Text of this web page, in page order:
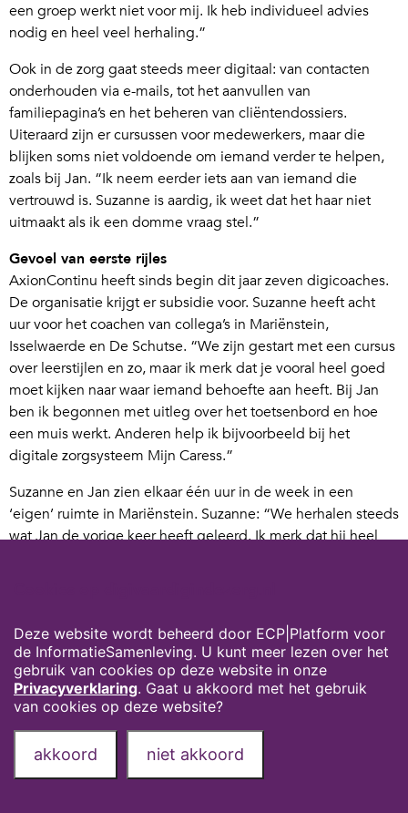
een groep werkt niet voor mij. Ik heb individueel advies
nodig en heel veel herhaling.”
Ook in de zorg gaat steeds meer digitaal: van contacten
onderhouden via e-mails, tot het aanvullen van
familiepagina’s en het beheren van cliëntendossiers.
Uiteraard zijn er cursussen voor medewerkers, maar die
blijken soms niet voldoende om iemand verder te helpen,
zoals bij Jan. “Ik neem eerder iets aan van iemand die
vertrouwd is. Suzanne is aardig, ik weet dat het haar niet
uitmaakt als ik een domme vraag stel.”
Gevoel van eerste rijles
AxionContinu heeft sinds begin dit jaar zeven digicoaches.
De organisatie krijgt er subsidie voor. Suzanne heeft acht
uur voor het coachen van collega’s in Mariënstein,
Isselwaerde en De Schutse. “We zijn gestart met een cursus
over leerstijlen en zo, maar ik merk dat je vooral heel goed
moet kijken naar waar iemand behoefte aan heeft. Bij Jan
ben ik begonnen met uitleg over het toetsenbord en hoe
een muis werkt. Anderen help ik bijvoorbeeld bij het
digitale zorgsysteem Mijn Caress.”
Suzanne en Jan zien elkaar één uur in de week in een
‘eigen’ ruimte in Mariënstein. Suzanne: “We herhalen steeds
wat Jan de vorige keer heeft geleerd. Ik merk dat hij heel
vanzelf en denk je: wat was daar nou zo moeilijk aan?”
Dit interview is eerst verschenen in het magazine Contact
van AxionContinu.
Privacyverklaring
Over deze website
Onze partners
Contact
Deze website wordt beheerd door ECP|Platform voor
de InformatieSamenleving. U kunt meer lezen over het
gebruik van cookies op deze website in onze
Privacyverklaring. Gaat u akkoord met het gebruik
van cookies op deze website?
akkoord niet akkoord